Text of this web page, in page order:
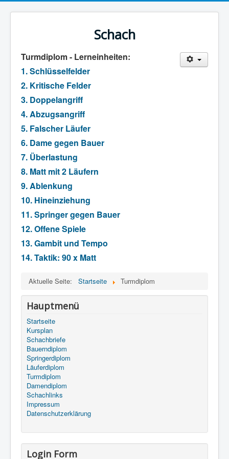
Schach
Turmdiplom - Lerneinheiten:
1. Schlüsselfelder
2. Kritische Felder
3. Doppelangriff
4. Abzugsangriff
5. Falscher Läufer
6. Dame gegen Bauer
7. Überlastung
8. Matt mit 2 Läufern
9. Ablenkung
10. Hineinziehung
11. Springer gegen Bauer
12. Offene Spiele
13. Gambit und Tempo
14. Taktik: 90 x Matt
Aktuelle Seite: Startseite Turmdiplom
Hauptmenü
Startseite
Kursplan
Schachbriefe
Bauerndiplom
Springerdiplom
Läuferdiplom
Turmdiplom
Damendiplom
Schachlinks
Impressum
Datenschutzerklärung
Login Form